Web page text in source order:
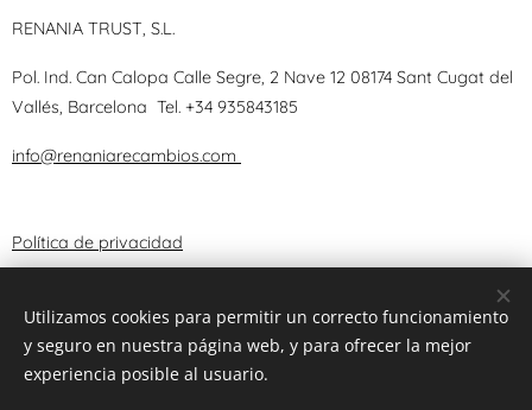
RENANIA TRUST, S.L.
Pol. Ind. Can Calopa Calle Segre, 2 Nave 12 08174 Sant Cugat del
Vallés, Barcelona Tel. +34 935843185
info@renaniarecambios.com
Política de privacidad
Términos y Condiciones
Aviso Legal
Utilizamos cookies para permitir un correcto funcionamiento
y seguro en nuestra página web, y para ofrecer la mejor
experiencia posible al usuario.